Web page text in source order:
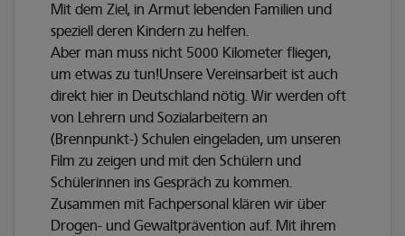
Mit dem Ziel, in Armut lebenden Familien und
speziell deren Kindern zu helfen.
Aber man muss nicht 5000 Kilometer fliegen,
um etwas zu tun!Unsere Vereinsarbeit ist auch
direkt hier in Deutschland nötig. Wir werden oft
von Lehrern und Sozialarbeitern an
(Brennpunkt-) Schulen eingeladen, um unseren
Film zu zeigen und mit den Schülern und
Schülerinnen ins Gespräch zu kommen.
Zusammen mit Fachpersonal klären wir über
Drogen- und Gewaltprävention auf. Mit ihrem